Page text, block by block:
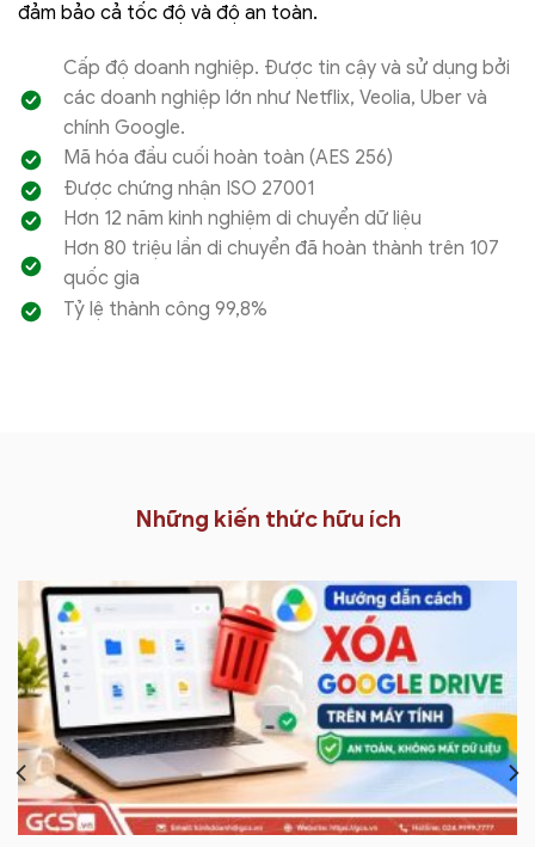
đảm bảo cả tốc độ và độ an toàn.
Cấp độ doanh nghiệp. Được tin cậy và sử dụng bởi
các doanh nghiệp lớn như Netflix, Veolia, Uber và
chính Google.
Mã hóa đầu cuối hoàn toàn (AES 256)
Được chứng nhận ISO 27001
Hơn 12 năm kinh nghiệm di chuyển dữ liệu
Hơn 80 triệu lần di chuyển đã hoàn thành trên 107
quốc gia
Tỷ lệ thành công 99,8%
Những kiến thức hữu ích